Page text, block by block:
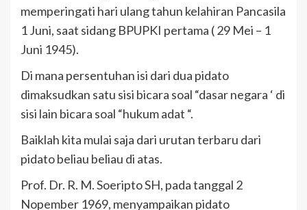
memperingati hari ulang tahun kelahiran Pancasila
1 Juni, saat sidang BPUPKI pertama ( 29 Mei – 1
Juni 1945).
Di mana persentuhan isi dari dua pidato
dimaksudkan satu sisi bicara soal “dasar negara ‘ di
sisi lain bicara soal “hukum adat “.
Baiklah kita mulai saja dari urutan terbaru dari
pidato beliau beliau di atas.
Prof. Dr. R. M. Soeripto SH, pada tanggal 2
Nopember 1969, menyampaikan pidato